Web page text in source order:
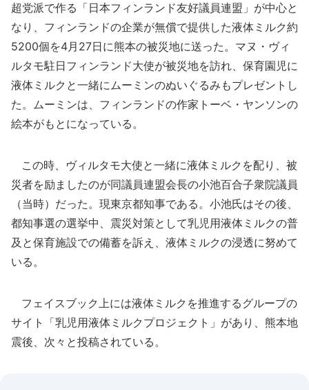
超党派で作る「日本フィンランド友好議員連盟」が中心と
なり、フィンランドの企業が無償で提供した液体ミルク約
5200個を4月27日に熊本の被災地に送った。マヌ・ヴィ
ルタモ駐日フィンランド大使が被災地を訪れ、保育園児に
液体ミルクと一緒にムーミンのぬいぐるみもプレゼントし
た。ムーミンは、フィンランドの作家トーベ・ヤンソンの
絵本がもとになっている。
この時、ヴィルタモ大使と一緒に液体ミルクを配り、被
災者を励ましたのが同議員連盟会長の小池百合子衆院議員
（当時）だった。現東京都知事である。小池氏はその後、
都知事選の選挙中、震災対策として乳児用液体ミルクの普
及と保育施設での備蓄を訴え、液体ミルクの浸透に努めて
いる。
フェイスブック上には液体ミルクを推進するグループの
サイト「乳児用液体ミルクプロジェクト」があり、熊本地
震後、次々と投稿されている。